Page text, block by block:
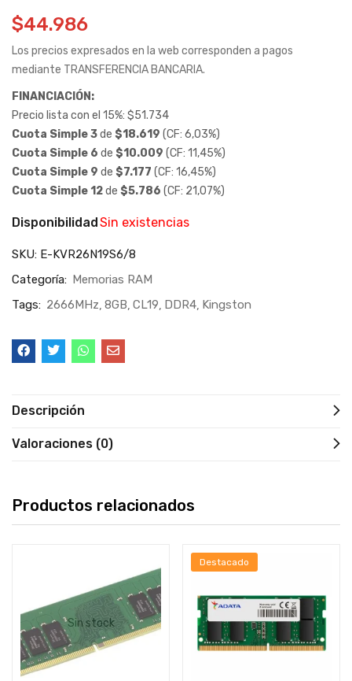
$44.986
Los precios expresados en la web corresponden a pagos
mediante TRANSFERENCIA BANCARIA.
FINANCIACIÓN:
Precio lista con el 15%: $51.734
Cuota Simple 3de $18.619 (CF: 6,03%)
Cuota Simple 6 de $10.009 (CF: 11,45%)
Cuota Simple 9 de $7.177 (CF: 16,45%)
Cuota Simple 12de $5.786 (CF: 21,07%)
DisponibilidadSin existencias
SKU: E-KVR26N19S6/8
Categoría: Memorias RAM
Tags: 2666MHz 8GB CL19 DDR4 Kingston
Descripción
Valoraciones (0)
Productos relacionados
Sin stock
Destacado